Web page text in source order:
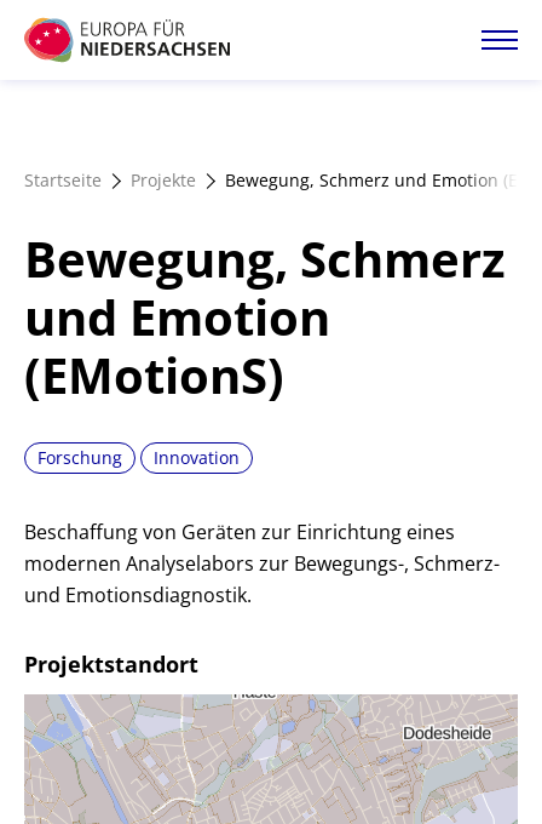
Direkt
zum
Förderangebote
Magazin
Startseite Projekte Bewegung, Schmerz und Emotion
Bewegung, Schmerz
und Emotion
(EMotionS)
Forschung Innovation
Beschaffung von Geräten zur Einrichtung eines
modernen Analyselabors zur Bewegungs-, Schmerz-
und Emotionsdiagnostik.
Projektstandort